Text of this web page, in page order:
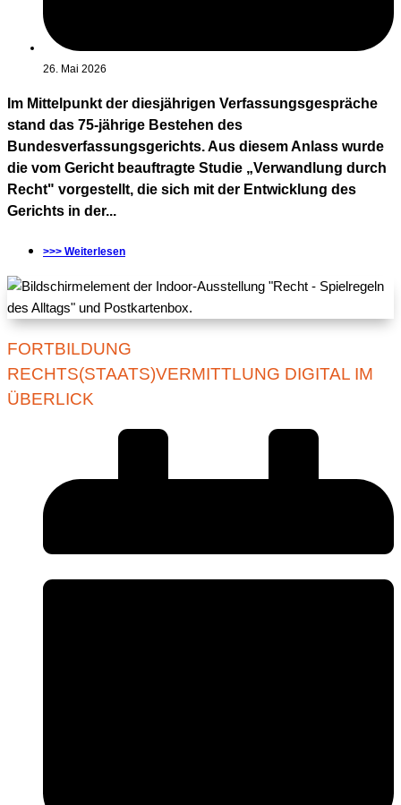
26. Mai 2026
Im Mittelpunkt der diesjährigen Verfassungsgespräche
stand das 75-jährige Bestehen des
Bundesverfassungsgerichts. Aus diesem Anlass wurde
die vom Gericht beauftragte Studie „Verwandlung durch
Recht" vorgestellt, die sich mit der Entwicklung des
Gerichts in der...
>>> Weiterlesen
FORTBILDUNG
RECHTS(STAATS)VERMITTLUNG DIGITAL IM
ÜBERLICK